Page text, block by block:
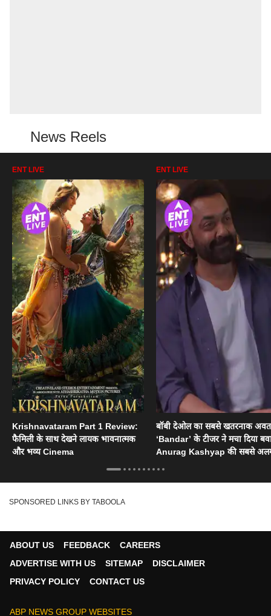
News Reels
ENT LIVE
Krishnavataram Part 1 Review:
फैमिली के साथ देखने लायक भावनात्मक
और भव्य Cinema
ENT LIVE
बॉबी देओल का सबसे खतरनाक
‘Bandar’ के टीजर ने मचा दिया
Anurag Kashyap की सबसे
SPONSORED LINKS BY TABOOLA
ABOUT US FEEDBACK
CAREERS
ADVERTISE WITH US
SITEMAP
DISCLAIMER
PRIVACY POLICY
CONTACT US
ABP NEWS GROUP WEBSITES